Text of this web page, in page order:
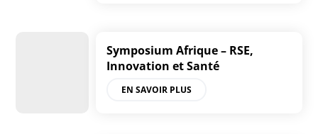
Symposium Afrique – RSE,
Innovation et Santé
EN SAVOIR PLUS